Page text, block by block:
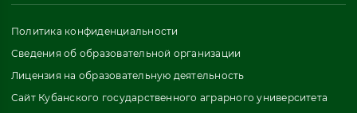
Политика конфиденциальности
Сведения об образовательной организации
Лицензия на образовательную деятельность
Сайт Кубанского государственного аграрного университета